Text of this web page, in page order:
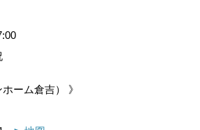
ーム倉吉） 》